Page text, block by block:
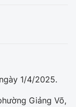
1/4/2025.
Giảng Võ,